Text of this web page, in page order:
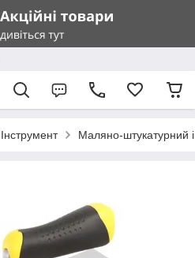
Інструмент Маляно-штукатурний